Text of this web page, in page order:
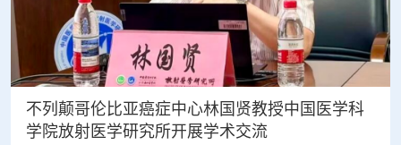
不列颠哥伦比亚癌症中心林国贤教授中国医学科
学院放射医学研究所开展学术交流